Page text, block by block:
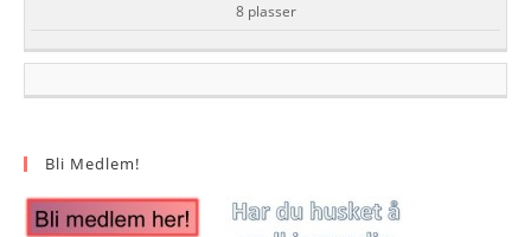
8 plasser
Bli Medlem!